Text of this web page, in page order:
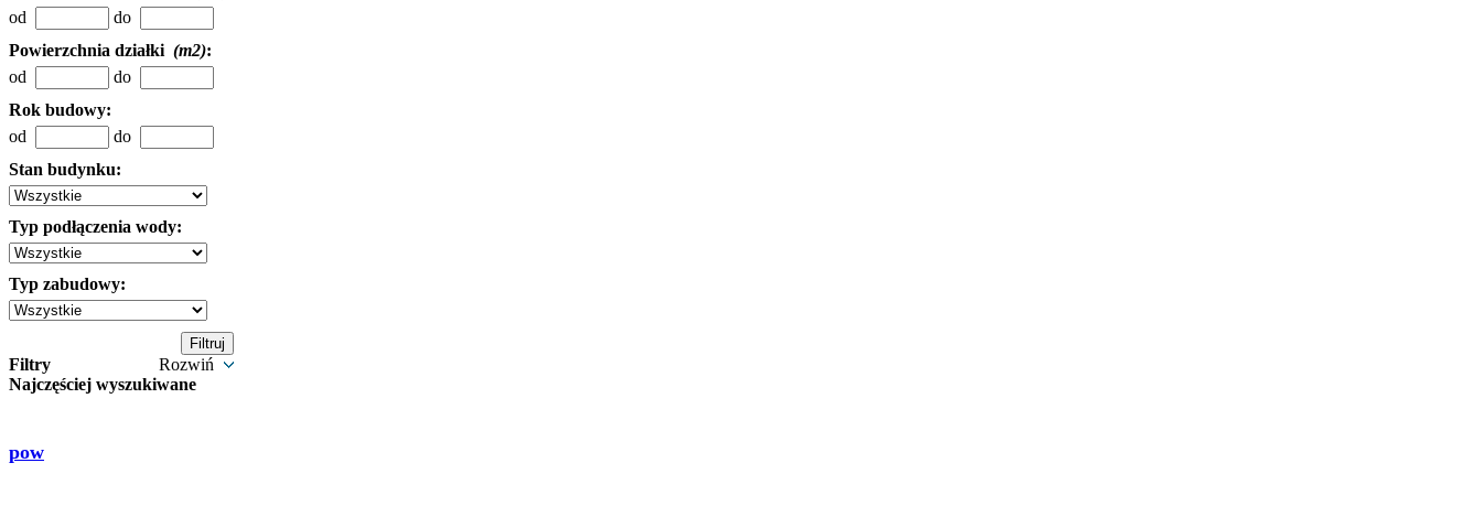
od
do
Powierzchnia działki (m2):
od
do
Rok budowy:
od
do
Stan budynku:
Typ podłączenia wody:
Typ zabudowy:
Filtry
Rozwiń
Najczęściej wyszukiwane
pow